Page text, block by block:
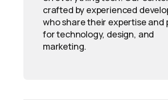
crafted by experienced
who share their expertise and
for technology, design, and
marketing.